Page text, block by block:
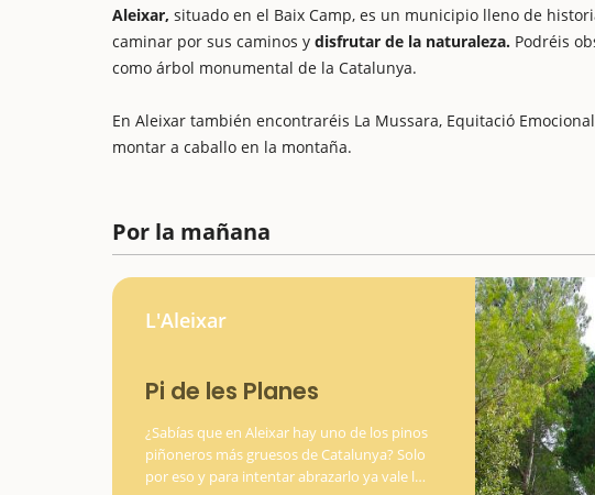
Aleixar, situado en el Baix Camp, es un municipio lleno de
caminar por sus caminos y disfrutar de la naturaleza. Podréis
como árbol monumental de la Catalunya.
En Aleixar también encontraréis La Mussara, Equitació
montar a caballo en la montaña.
Por la mañana
L'Aleixar
Pi de les Planes
¿Sabías que en Aleixar hay uno de los pinos
piñoneros más gruesos de Catalunya? Solo
por eso y para intentar abrazarlo ya vale la